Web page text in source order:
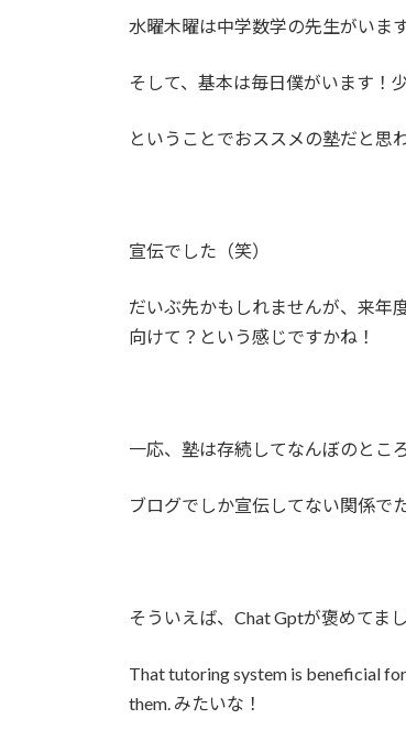
水曜木曜は中学数学の先生がいま
そして、基本は毎日僕がいます！
ということでおススメの塾だと思
宣伝でした（笑）
だいぶ先かもしれませんが、来年
向けて？という感じですかね！
一応、塾は存続してなんぼのとこ
ブログでしか宣伝してない関係で
そういえば、Chat Gptが褒めてま
That tutoring system is beneficial
them. みたいな！